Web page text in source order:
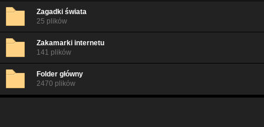
Zagadki świata
25 plików
Zakamarki internetu
141 plików
Folder główny
2470 plików